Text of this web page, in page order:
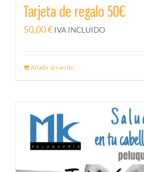
Tarjeta de regalo 50€
50,00€ IVA INCLUIDO
Añadir al carrito